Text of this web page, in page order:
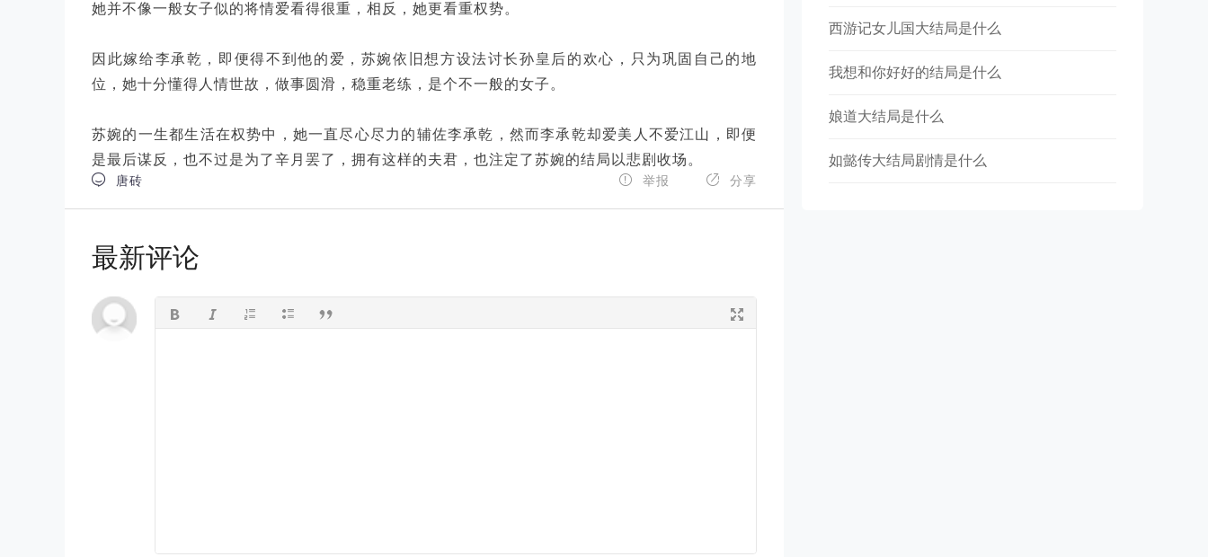
她并不像一般女子似的将情爱看得很重，相反，她更看重权势。
因此嫁给李承乾，即便得不到他的爱，苏婉依旧想方设法讨长孙皇后的欢心，只为巩固自己的地
位，她十分懂得人情世故，做事圆滑，稳重老练，是个不一般的女子。
苏婉的一生都生活在权势中，她一直尽心尽力的辅佐李承乾，然而李承乾却爱美人不爱江山，即便
是最后谋反，也不过是为了辛月罢了，拥有这样的夫君，也注定了苏婉的结局以悲剧收场。
 唐砖  分享
 举报
最新评论
西游记女儿国大结局是什么
我想和你好好的结局是什么
娘道大结局是什么
如懿传大结局剧情是什么